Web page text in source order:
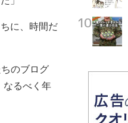
に、時間だ
のブログ
なるべく年